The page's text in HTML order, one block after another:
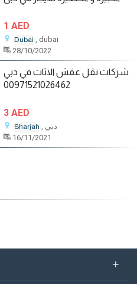
1 AED
Dubai , dubai
28/10/2022
شركات نقل عفش الاثاث في دبي
00971521026462
3 AED
Sharjah
, دبي
16/11/2021
+